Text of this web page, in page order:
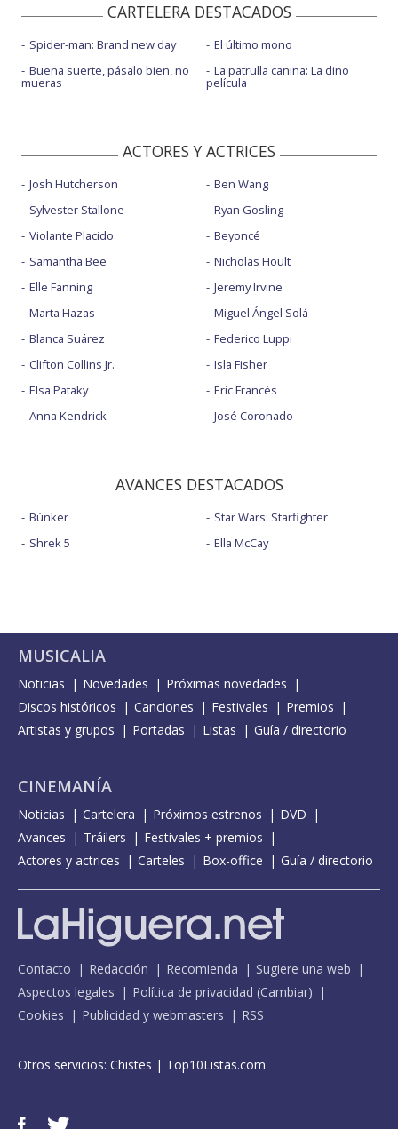
CARTELERA DESTACADOS
Spider-man: Brand new day
Buena suerte, pásalo bien, no
mueras
El último mono
La patrulla canina: La dino
película
ACTORES Y ACTRICES
Josh Hutcherson
Sylvester Stallone
Violante Placido
Samantha Bee
Elle Fanning
Marta Hazas
Blanca Suárez
Clifton Collins Jr.
Elsa Pataky
Anna Kendrick
Ben Wang
Ryan Gosling
Beyoncé
Nicholas Hoult
Jeremy Irvine
Miguel Ángel Solá
Federico Luppi
Isla Fisher
Eric Francés
José Coronado
AVANCES DESTACADOS
Búnker
Shrek 5
Star Wars: Starfighter
Ella McCay
MUSICALIA
Noticias Novedades
Próximas novedades
Discos históricos
Canciones Festivales
Premios
Artistas y grupos
Portadas Listas Guía / directorio
CINEMANÍA
Noticias Cartelera Próximos estrenos
DVD
Avances
Tráilers
Festivales + premios
Actores y actrices
Carteles Box-office Guía / directorio
Contacto Redacción Recomienda
Sugiere una web
Aspectos legales
Política de privacidad (Cambiar)
Cookies
Publicidad y webmasters RSS
Otros servicios: Chistes | Top10Listas.com